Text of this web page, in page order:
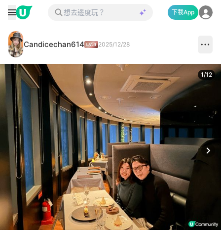
下載App
Candicechan614 2025/12/28
1/12